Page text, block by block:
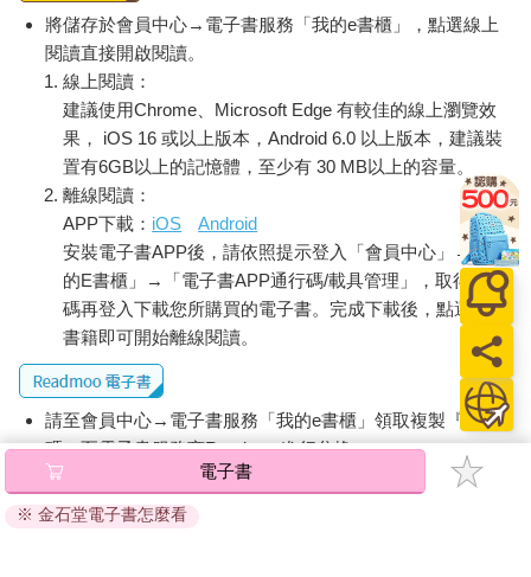
將儲存於會員中心→電子書服務「我的e書櫃」，點選線上
閱讀直接開啟閱讀。
線上閱讀：
建議使用Chrome、Microsoft Edge 有較佳的線上瀏覽效
果， iOS 16 或以上版本，Android 6.0 以上版本，建議裝
置有6GB以上的記憶體，至少有 30 MB以上的容量。
離線閱讀：
APP下載： iOS
Android
安裝電子書APP後，請依照提示登入「會員中心」→「我
的E書櫃」→「電子書APP通行碼/載具管理」，取得通行
碼再登入下載您所購買的電子書。完成下載後，點選任一
書籍即可開始離線閱讀。
請至會員中心→電子書服務「我的e書櫃」領取複製『兌換
碼』至電子書服務商Readmoo進行兌換。
退換貨須知：
因版權保護，您在金石堂所購買的電子書僅能以金石堂專屬
電子書
※ 金石堂電子書怎麼看